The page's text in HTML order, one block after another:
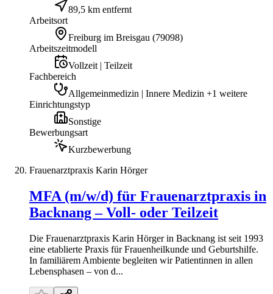
89,5 km entfernt
Arbeitsort
Freiburg im Breisgau (79098)
Arbeitszeitmodell
Vollzeit | Teilzeit
Fachbereich
Allgemeinmedizin | Innere Medizin +1 weitere
Einrichtungstyp
Sonstige
Bewerbungsart
Kurzbewerbung
Frauenarztpraxis Karin Hörger
MFA (m/w/d) für Frauenarztpraxis in
Backnang – Voll- oder Teilzeit
Die Frauenarztpraxis Karin Hörger in Backnang ist seit 1993
eine etablierte Praxis für Frauenheilkunde und Geburtshilfe.
In familiärem Ambiente begleiten wir Patientinnen in allen
Lebensphasen – von d...